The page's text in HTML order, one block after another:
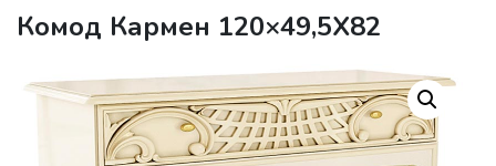
Комод Кармен 120×49,5X82